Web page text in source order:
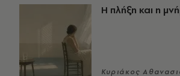
Η πλήξη και η
Κυριάκος